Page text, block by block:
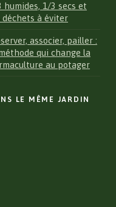
humides, 1/3 secs et
déchets à éviter
associer, pailler :
qui change la
au potager
LE MÊME JARDIN